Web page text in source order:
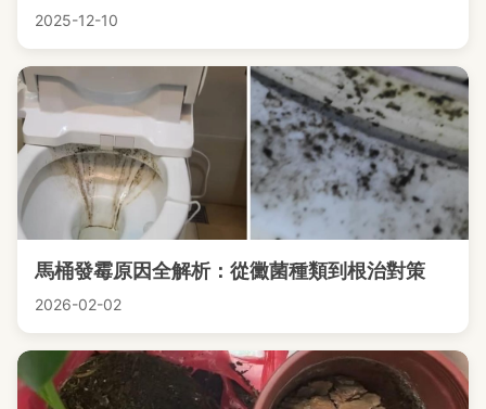
2025-12-10
馬桶發霉原因全解析：從黴菌種類到根治對策
2026-02-02